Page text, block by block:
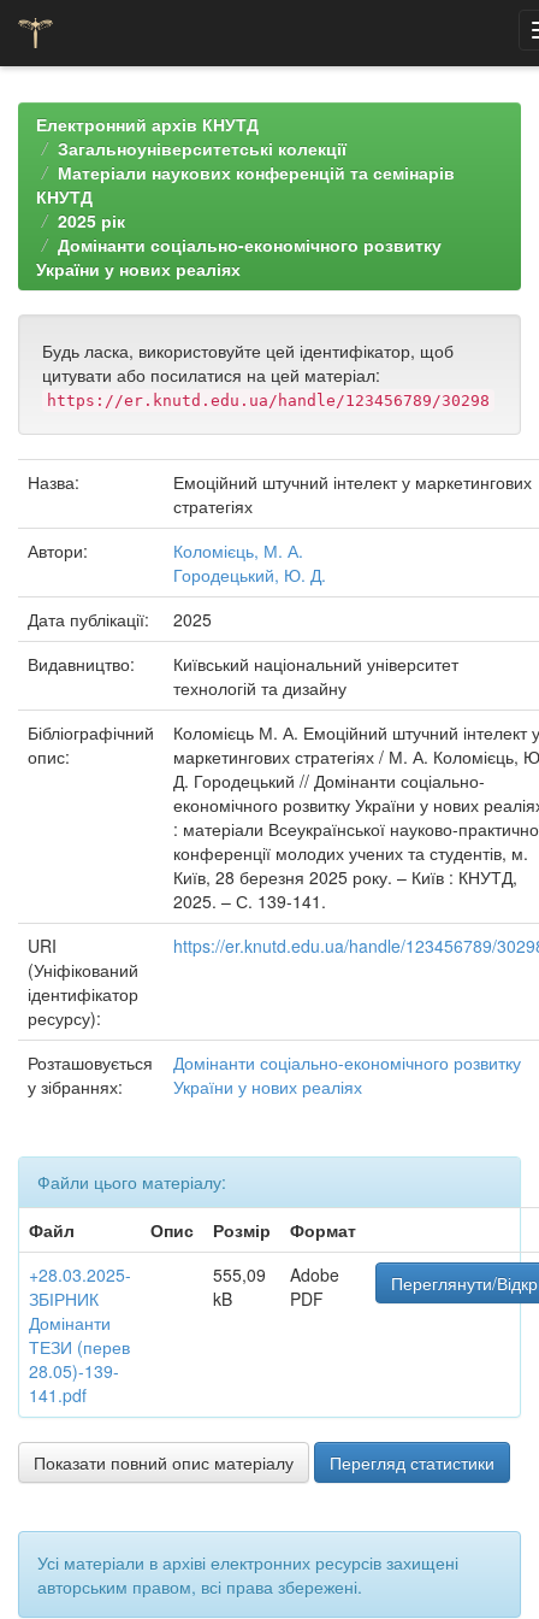
navigationЕлектронний архів КНУТД
Загальноуніверситетські колекції
Матеріали наукових конференцій та семінарів
КНУТД
2025 рік
Домінанти соціально-економічного розвитку
України у нових реаліях
Будь ласка, використовуйте цей ідентифікатор, щоб
цитувати або посилатися на цей матеріал:
https://er.knutd.edu.ua/handle/123456789/30298
Назва:
Емоційний штучний інтелект у маркетингових
стратегіях
Автори:
Коломієць, М. А.
Городецький, Ю. Д.
Дата публікації:
2025
Видавництво:
Київський національний університет
технологій та дизайну
Бібліографічний
опис:
Коломієць М. А. Емоційний штучний інтелект у
маркетингових стратегіях / М. А. Коломієць,
Д. Городецький // Домінанти соціально-
економічного розвитку України у нових
: матеріали Всеукраїнської науково-
конференції молодих учених та студентів, м.
Київ, 28 березня 2025 року. – Київ : КНУТД,
2025. – С. 139-141.
URI
(Уніфікований
ідентифікатор
ресурсу):
https://er.knutd.edu.ua/handle/123456789/
Розташовується
у зібраннях:
Домінанти соціально-економічного розвитку
України у нових реаліях
Файли цього матеріалу:
Файл
Опис Розмір
Формат
+28.03.2025-
ЗБІРНИК
Домінанти
ТЕЗИ (перев
28.05)-139-
141.pdf
555,09
kB
Adobe
PDF
Переглянути/
Показати повний опис матеріалу Перегляд статистики
Усі матеріали в архіві електронних ресурсів захищені
авторським правом, всі права збережені.